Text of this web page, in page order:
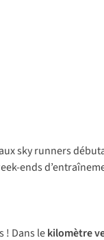
sky runners
ends
! Dans lekilomètre